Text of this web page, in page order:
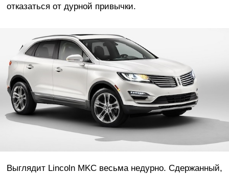
отказаться от дурной привычки.
Выглядит Lincoln MKC весьма недурно. Сдержанный,